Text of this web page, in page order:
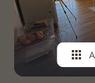
CONTACT